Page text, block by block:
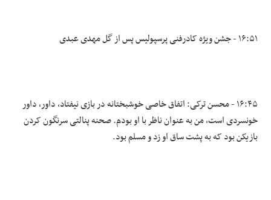
۱۶:۵۱ - جشن ویژه کادرفنی پرسپولیس پس از گل مهدی عبدی
۱۶:۴۵ - محسن ترکی: اتفاق خاصی خوشبختانه در بازی نیفتاد، داور، داور
خونسردی است، من به عنوان ناظر با او بودم. صحنه پنالتی سرنگون کردن
بازیکن بود که به پشت ساق او زد و مسلم بود.